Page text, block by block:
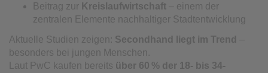
Beitrag zur Kreislaufwirtschaft – einem der
zentralen Elemente nachhaltiger Stadtentwicklung
Aktuelle Studien zeigen: Secondhand liegt im Trend –
besonders bei jungen Menschen.
Laut PwC kaufen bereits über 60 % der 18- bis 34-